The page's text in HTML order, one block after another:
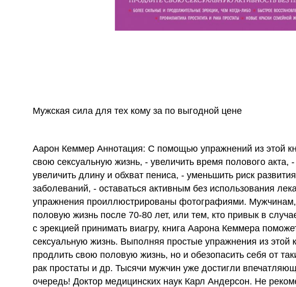
Мужская сила для тех кому за по выгодной цене
Аарон Кеммер Аннотация: С помощью упражнений из этой
свою сексуальную жизнь, - увеличить время полового акта,
увеличить длину и обхват пениса, - уменьшить риск
заболеваний, - оставаться активным без использования
упражнения проиллюстрированы фотографиями. Мужчинам,
половую жизнь после 70-80 лет, или тем, кто привык в
с эрекцией принимать виагру, книга Аарона Кеммера
сексуальную жизнь. Выполняя простые упражнения из этой
продлить свою половую жизнь, но и обезопасить себя от
рак простаты и др. Тысячи мужчин уже достигли
очередь! Доктор медицинских наук Карл Андерсон. Не